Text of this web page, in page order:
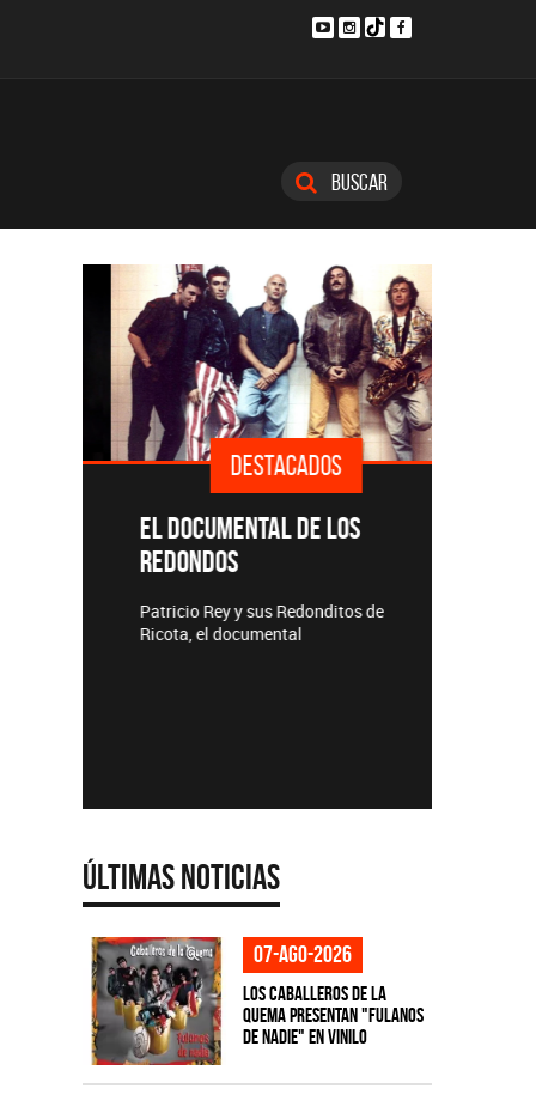
Buscar
DESTACADOS
EL DOCUMENTAL DE LOS
REDONDOS
Patricio Rey y sus Redonditos de
Ricota, el documental
Últimas Noticias
07-ago-2026
Los Caballeros de la
Quema presentan "Fulanos
de Nadie" en vinilo